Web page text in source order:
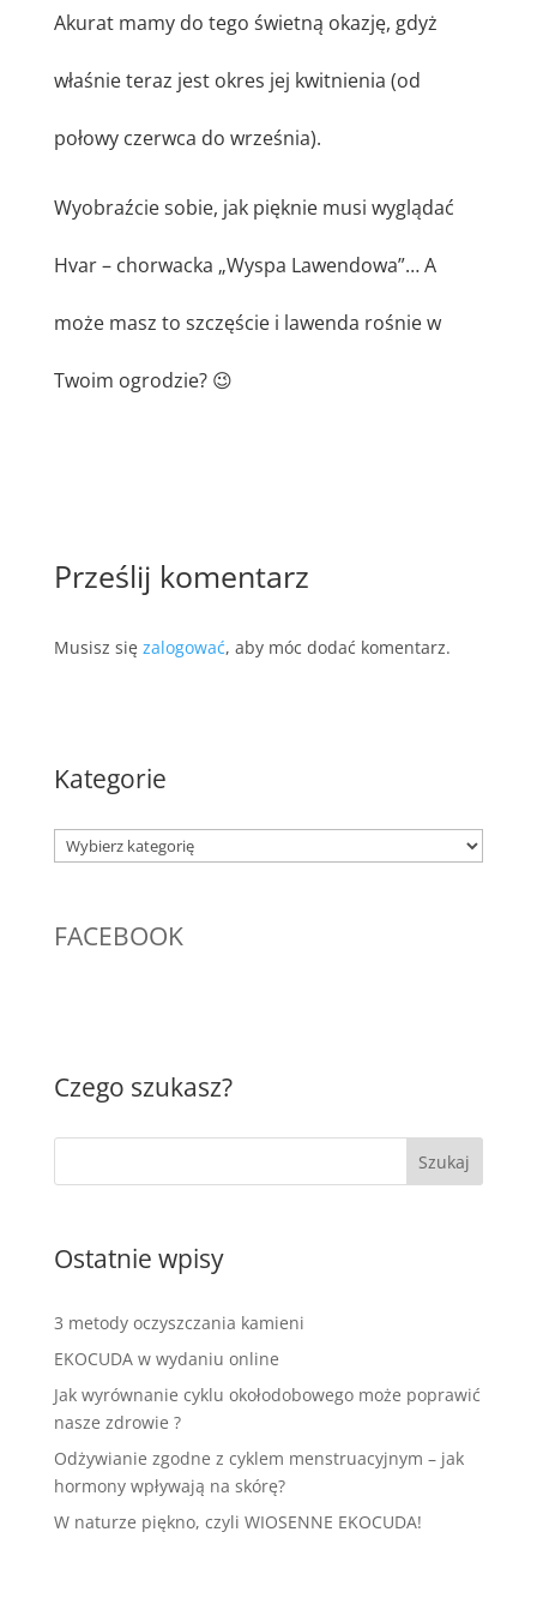
Akurat mamy do tego świetną okazję, gdyż
właśnie teraz jest okres jej kwitnienia (od
połowy czerwca do września).
Wyobraźcie sobie, jak pięknie musi wyglądać
Hvar – chorwacka „Wyspa Lawendowa”… A
może masz to szczęście i lawenda rośnie w
Twoim ogrodzie? 😉
Prześlij komentarz
Musisz się zalogować, aby móc dodać komentarz.
Kategorie
Kategorie
FACEBOOK
Czego szukasz?
Ostatnie wpisy
3 metody oczyszczania kamieni
EKOCUDA w wydaniu online
Jak wyrównanie cyklu okołodobowego może poprawić
nasze zdrowie ?
Odżywianie zgodne z cyklem menstruacyjnym – jak
hormony wpływają na skórę?
W naturze piękno, czyli WIOSENNE EKOCUDA!